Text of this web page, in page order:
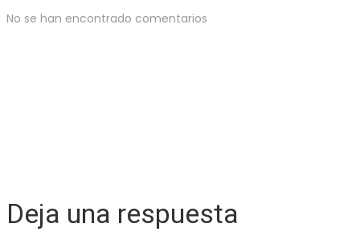
No se han encontrado comentarios
Deja una respuesta